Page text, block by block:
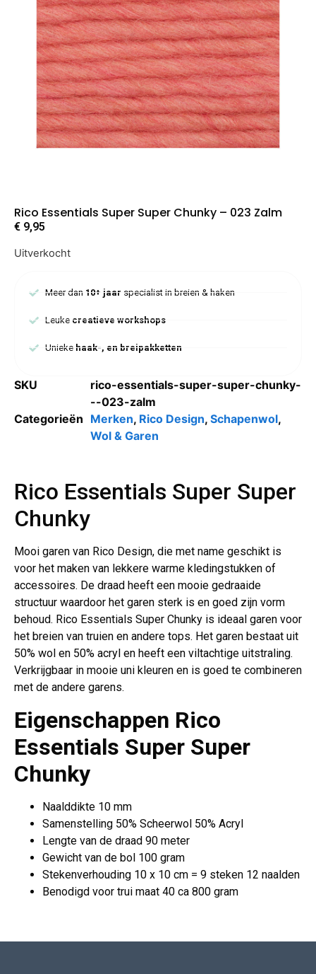
Rico Essentials Super Super Chunky – 023 Zalm
€ 9,95
Uitverkocht
Meer dan 10+ jaar specialist in breien & haken
Leuke creatieve workshops
Uniekehaak-, en breipakketten
SKU
rico-essentials-super-super-chunky-
--023-zalm
Categorieën Merken, Rico Design, Schapenwol,
Wol & Garen
Rico Essentials Super Super
Chunky
Mooi garen van Rico Design, die met name geschikt is
voor het maken van lekkere warme kledingstukken of
accessoires. De draad heeft een mooie gedraaide
structuur waardoor het garen sterk is en goed zijn vorm
behoud. Rico Essentials Super Chunky is ideaal garen voor
het breien van truien en andere tops. Het garen bestaat uit
50% wol en 50% acryl en heeft een viltachtige uitstraling.
Verkrijgbaar in mooie uni kleuren en is goed te combineren
met de andere garens.
Eigenschappen Rico
Essentials Super Super
Chunky
Naalddikte 10 mm
Samenstelling 50% Scheerwol 50% Acryl
Lengte van de draad 90 meter
Gewicht van de bol 100 gram
Stekenverhouding 10 x 10 cm = 9 steken 12 naalden
Benodigd voor trui maat 40 ca 800 gram